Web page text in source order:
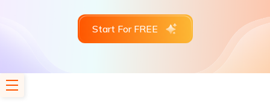
Start For FREE